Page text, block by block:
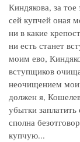
Киндякова, за
сей купчей оная
ни в какие
ни есть станет
моим ево,
вступщиков
неочищением
должен я,
убытки
сполна
купчую...